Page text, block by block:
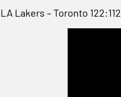
LA Lakers – Toronto 122:112